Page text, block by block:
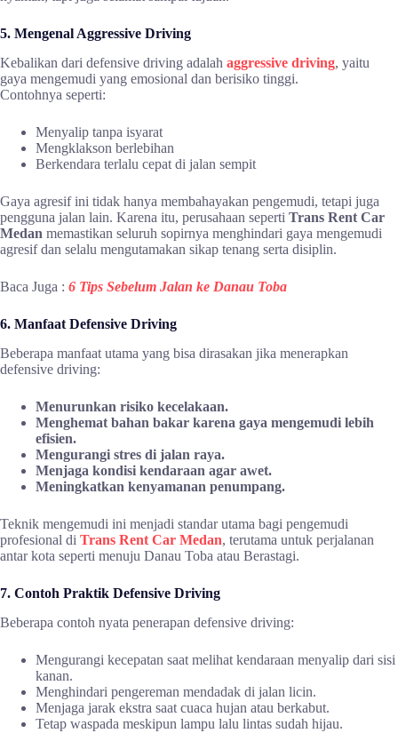
5. Mengenal Aggressive Driving
Kebalikan dari defensive driving adalah aggressive driving, yaitu
gaya mengemudi yang emosional dan berisiko tinggi.
Contohnya seperti:
Menyalip tanpa isyarat
Mengklakson berlebihan
Berkendara terlalu cepat di jalan sempit
Gaya agresif ini tidak hanya membahayakan pengemudi, tetapi juga
pengguna jalan lain. Karena itu, perusahaan seperti Trans Rent Car
Medan memastikan seluruh sopirnya menghindari gaya mengemudi
agresif dan selalu mengutamakan sikap tenang serta disiplin.
Baca Juga : 6 Tips Sebelum Jalan ke Danau Toba
6. Manfaat Defensive Driving
Beberapa manfaat utama yang bisa dirasakan jika menerapkan
defensive driving:
Menurunkan risiko kecelakaan.
Menghemat bahan bakar karena gaya mengemudi lebih
efisien.
Mengurangi stres di jalan raya.
Menjaga kondisi kendaraan agar awet.
Meningkatkan kenyamanan penumpang.
Teknik mengemudi ini menjadi standar utama bagi pengemudi
profesional di Trans Rent Car Medan, terutama untuk perjalanan
antar kota seperti menuju Danau Toba atau Berastagi.
7. Contoh Praktik Defensive Driving
Beberapa contoh nyata penerapan defensive driving:
Mengurangi kecepatan saat melihat kendaraan menyalip dari sisi
kanan.
Menghindari pengereman mendadak di jalan licin.
Menjaga jarak ekstra saat cuaca hujan atau berkabut.
Tetap waspada meskipun lampu lalu lintas sudah hijau.